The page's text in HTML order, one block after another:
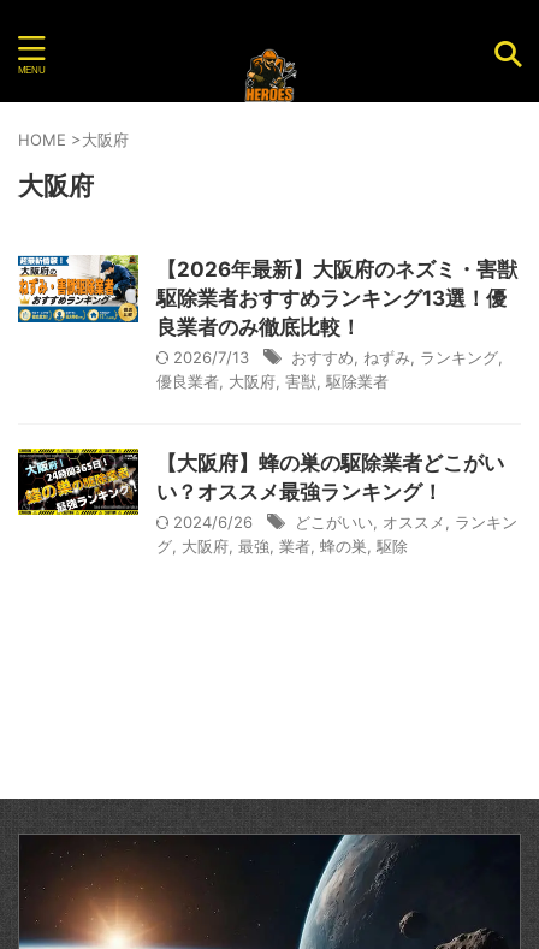
HOME >大阪府
大阪府
【2026年最新】大阪府のネズミ・害獣
駆除業者おすすめランキング13選！優
良業者のみ徹底比較！
2026/7/13 おすすめ ねずみ ランキング
優良業者 大阪府 害獣 駆除業者
【大阪府】蜂の巣の駆除業者どこがい
い？オススメ最強ランキング！
2024/6/26 どこがいい オススメ
ランキン
グ 大阪府 最強 業者 蜂の巣 駆除